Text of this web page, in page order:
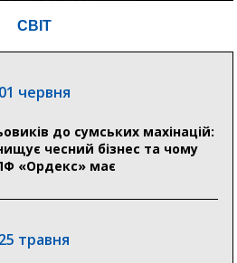
відпочинку дітей із
перша група оздоровилася
115 компенсацій на
СВІТ
01 червня
до сумських махінацій:
чесний бізнес та чому
«Ордекс» має
25 травня